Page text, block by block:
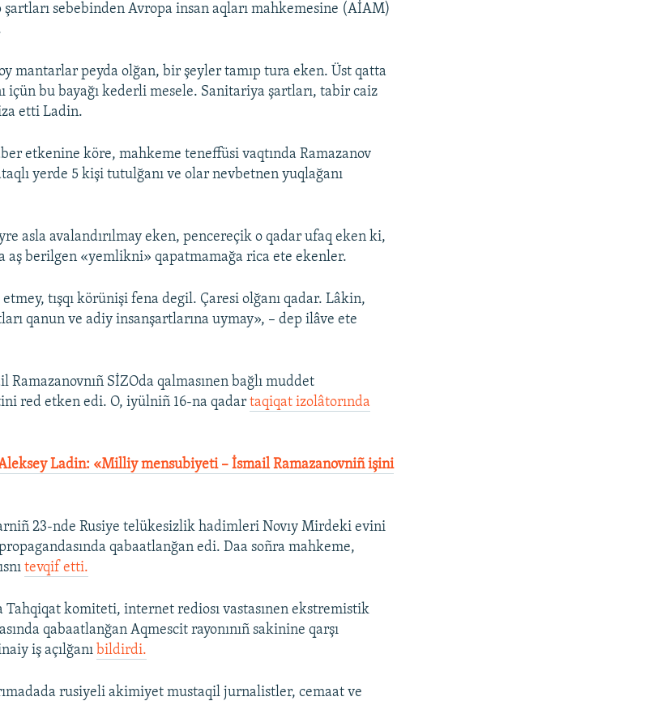
şartları sebebinden Avropa insan aqları mahkemesine (AİAM)
mantarlar peyda olğan, bir şeyler tamıp tura eken. Üst qatta
içün bu bayağı kederli mesele. Sanitariya şartları, tabir caiz
etti Ladin.
etkenine köre, mahkeme teneffüsi vaqtında Ramazanov
yerde 5 kişi tutulğanı ve olar nevbetnen yuqlağanı
asla avalandırılmay eken, pencereçik o qadar ufaq eken ki,
aş berilgen «yemlikni» qapatmamağa rica ete ekenler.
tışqı körünişi fena degil. Çaresi olğanı qadar. Lâkin,
qanun ve adiy insanşartlarına uymay», – dep ilâve ete
Ramazanovnıñ SİZOda qalmasınen bağlı muddet
red etken edi. O, iyülniñ 16-na qadartaqiqat izolâtorında
Ladin: «Milliy mensubiyeti – İsmail Ramazanovniñ işini
23-nde Rusiye telükesizlik hadimleri Novıy Mirdeki evini
qabaatlanğan edi. Daa soñra mahkeme,
tevqif etti.
Tahqiqat komiteti, internet rediosı vastasınen ekstremistik
qabaatlanğan Aqmescit rayonınıñ sakinine qarşı
iş açılğanı bildirdi.
rusiyeli akimiyet mustaqil jurnalistler, cemaat ve